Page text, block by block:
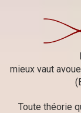
mieux vaut
Toute théorie